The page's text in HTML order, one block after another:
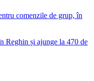
comenzile de grup, în
Reghin și ajunge la 470 de